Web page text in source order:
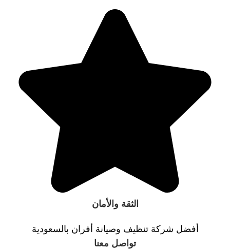
الثقة والأمان
أفضل شركة تنظيف وصيانة أفران بالسعودية
تواصل معنا